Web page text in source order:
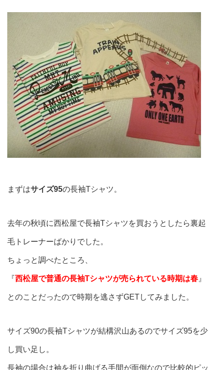
まずはサイズ95の長袖Tシャツ。
去年の秋頃に西松屋で長袖Tシャツを買おうとしたら裏起
毛トレーナーばかりでした。
ちょっと調べたところ、
『西松屋で普通の長袖Tシャツが売られている時期は春 』
とのことだったので時期を逃さずGETしてみました。
サイズ90の長袖Tシャツが結構沢山あるのでサイズ95を少
し買い足し。
長袖の場合は袖を折り曲げる手間が面倒なので比較的ピッ